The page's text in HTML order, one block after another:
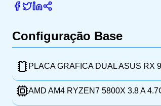
Configuração Base
PLACA GRAFICA DUAL ASUS RX
AMD AM4 RYZEN7 5800X 3.8 A